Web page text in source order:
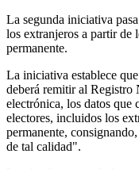
La segunda iniciativa
los extranjeros a partir de
permanente.
La iniciativa establece
deberá remitir al Registro
electrónica, los datos que
electores, incluidos los
permanente,
de tal calidad".